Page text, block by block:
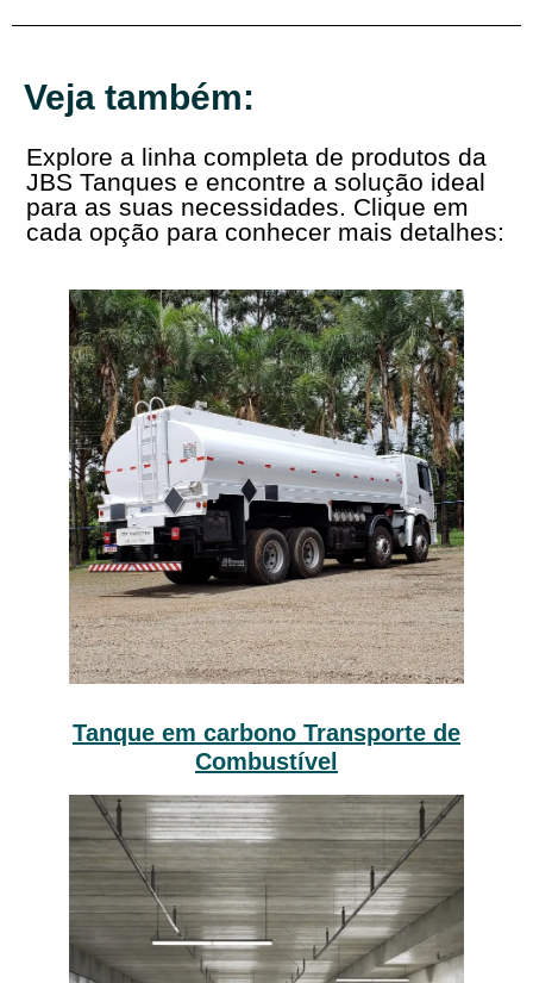
Veja também:
Explore a linha completa de produtos da
JBS Tanques e encontre a solução ideal
para as suas necessidades. Clique em
cada opção para conhecer mais detalhes:
Tanque em carbono Transporte de
Combustível